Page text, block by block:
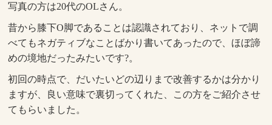
写真の方は20代のOLさん。
昔から膝下O脚であることは認識されており、ネットで調
べてもネガティブなことばかり書いてあったので、ほぼ諦
めの境地だったみたいです?。
初回の時点で、だいたいどの辺りまで改善するかは分かり
ますが、良い意味で裏切ってくれた、この方をご紹介させ
てもらいました。